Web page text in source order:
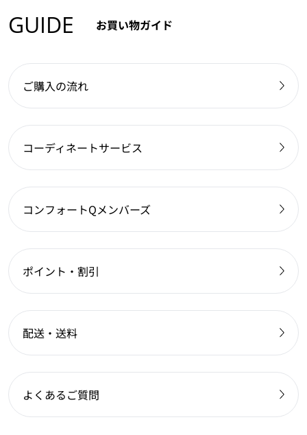
GUIDE お買い物ガイド
ご購入の流れ
コーディネートサービス
コンフォートQメンバーズ
ポイント・割引
配送・送料
よくあるご質問